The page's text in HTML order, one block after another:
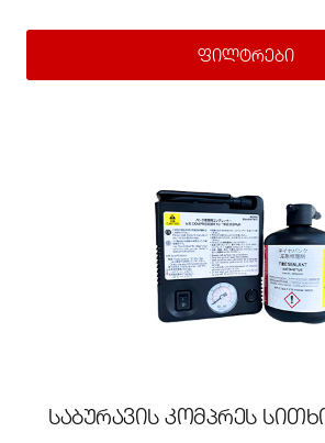
ფილტრები
ᲡᲐᲑᲣᲠᲐᲕᲘᲡ ᲙᲝᲛᲞᲠᲔᲡ